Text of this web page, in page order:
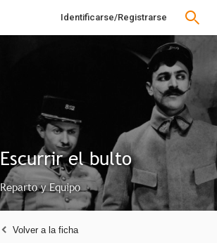
Identificarse/Registrarse
Escurrir el bulto
Reparto y Equipo
Volver a la ficha